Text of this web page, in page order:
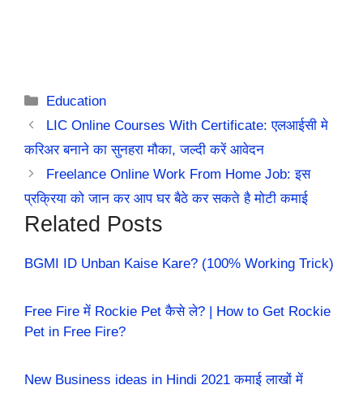
Categories
Education
LIC Online Courses With Certificate: एलआईसी मे
करिअर बनाने का सुनहरा मौका, जल्दी करें आवेदन
Freelance Online Work From Home Job: इस
प्रक्रिया को जान कर आप घर बैठे कर सकते है मोटी कमाई
Related Posts
BGMI ID Unban Kaise Kare? (100% Working Trick)
Free Fire में Rockie Pet कैसे ले? | How to Get Rockie
Pet in Free Fire?
New Business ideas in Hindi 2021 कमाई लाखों में